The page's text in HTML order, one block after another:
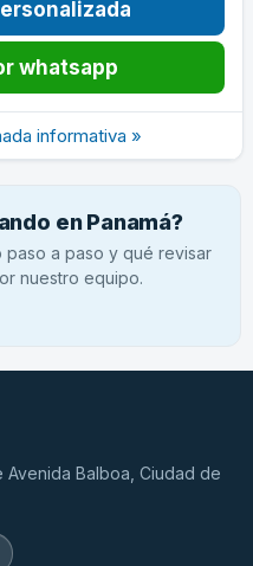
whatsapp
informativa »
en Panamá?
a paso y qué revisar
nuestro equipo.
Avenida Balboa, Ciudad de